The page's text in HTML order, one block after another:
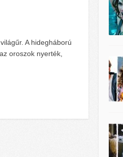
A hidegháború
oroszok nyerték,